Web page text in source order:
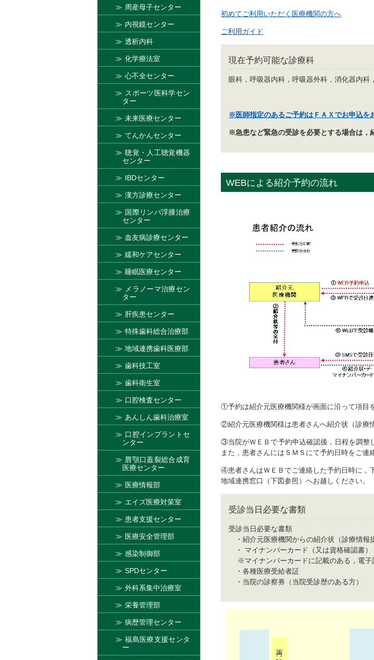
初めてご利用いただく医療機関の方へ
ご利用ガイド
現在予約可能な診療科
眼科，呼吸器内科，呼吸器外科，消化器内
※医師指定のあるご予約はＦＡＸでお申込を
※急患など緊急の受診を必要とする場合は，
WEBによる紹介予約の流れ
①予約は紹介元医療機関様が画面に沿って項目
②紹介元医療機関様は患者さんへ紹介状（診療
③当院がＷＥＢで予約申込確認後，日程を調整
また，患者さんにはＳＭＳにて予約日時をご連
④患者さんはＷＥＢでご連絡した予約日時に，
地域連携窓口（下図参照）へお越しください。
受診当日必要な書類
受診当日必要な書類
・紹介元医療機関からの紹介状（診療情報
・ マイナンバーカード（又は資格確認書）
※マイナンバーカードに記載のある，電子
・各種医療受給者証
・当院の診察券（当院受診歴のある方）
周産母子センター
内視鏡センター
透析内科
化学療法室
心不全センター
スポーツ医科学セン
ター
未来医療センター
てんかんセンター
聴覚・人工聴覚機器
センター
IBDセンター
漢方診療センター
国際リンパ浮腫治療
センター
血友病診療センター
緩和ケアセンター
睡眠医療センター
メラノーマ治療セン
ター
肝疾患センター
特殊歯科総合治療部
地域連携歯科医療部
歯科技工室
歯科衛生室
口腔検査センター
あんしん歯科治療室
口腔インプラントセ
ンター
唇顎口蓋裂総合成育
医療センター
医療情報部
エイズ医療対策室
患者支援センター
医療安全管理部
感染制御部
SPDセンター
外科系集中治療室
栄養管理部
病歴管理センター
福島医療支援センタ
ー